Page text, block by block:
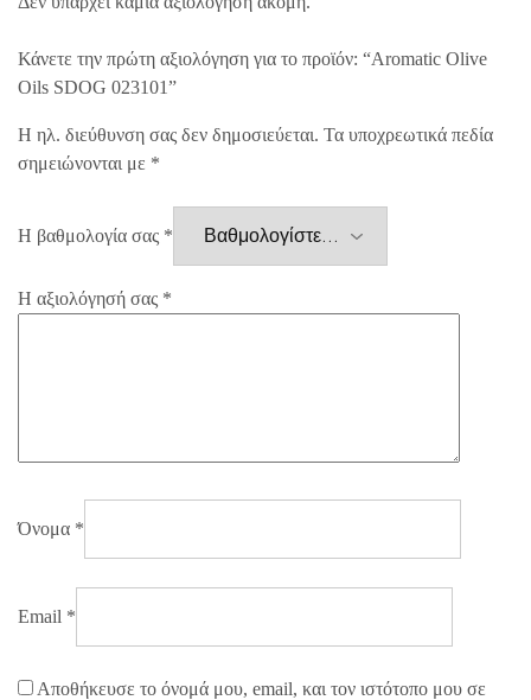
Κάνετε την πρώτη αξιολόγηση για το προϊόν: “Aromatic Olive
Oils SDOG 023101”
Η ηλ. διεύθυνση σας δεν δημοσιεύεται. Τα υποχρεωτικά πεδία
σημειώνονται με *
Η βαθμολογία σας *
Η αξιολόγησή σας *
Όνομα *
Email *
Αποθήκευσε το όνομά μου, email, και τον ιστότοπο μου σε